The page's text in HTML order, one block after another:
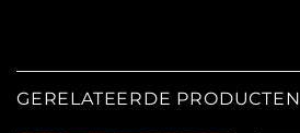
GERELATEERDE PRODUCTEN